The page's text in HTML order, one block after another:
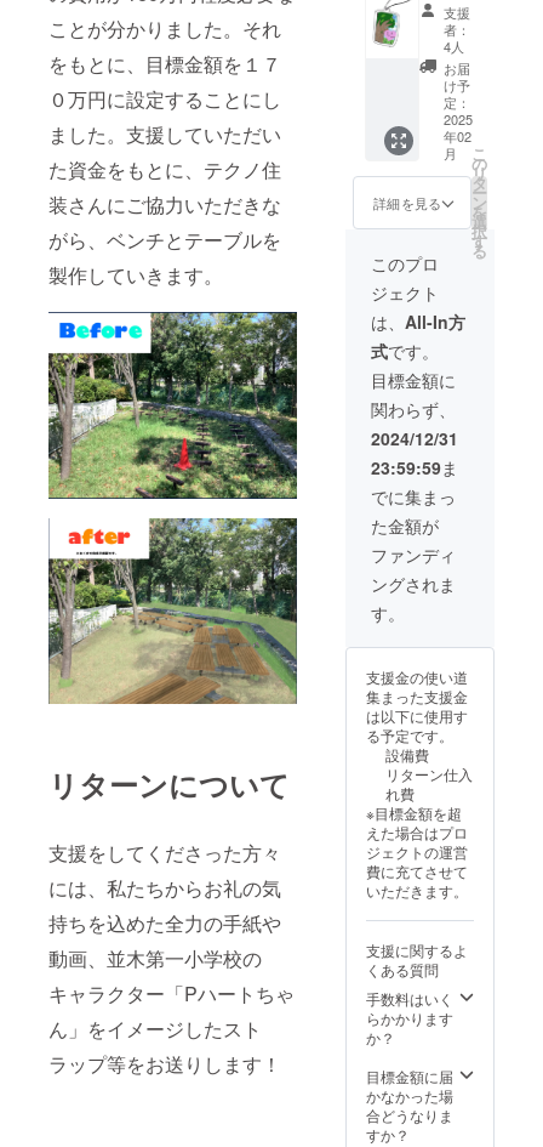
ことが分かりました。それ
をもとに、目標金額を１７
０万円に設定することにし
ました。支援していただい
た資金をもとに、テクノ住
装さんにご協力いただきな
がら、ベンチとテーブルを
製作していきます。
リターンについて
支援をしてくださった方々
には、私たちからお礼の気
持ちを込めた全力の手紙や
動画、並木第一小学校の
キャラクター「Pハートちゃ
ん」をイメージしたスト
ラップ等をお送りします！
です。
QRコー
ドを載
せた手
紙も同
封しま
すの
で、読
み取っ
てご覧
くださ
会に招
待（並
木のま
ち在住
の方限
定）
日時：
令和７
年２月
２８日
（金）
午前
１０時
４５
分〜午
前１１
所：横
浜市立
並木第
一小学
校 校
庭
横浜
市金沢
区並木
１−７−1
TEL０
４５−７
７４−０
５２１
者様と
の連絡
方法：
詳細は
いたし
ます。
力の手
紙と動
画と並
木第一
小学校
のキャ
ラク
ター「P
ハート
ちゃ
ん」を
イメー
ジした
スト
ラップ
４個 ※
動画は
２〜３
分程度
です。
QRコー
ドを載
せた手
紙も同
封しま
すの
で、読
み取っ
てご覧
くださ
会に招
木のま
ちに在
住の方
限定）
日
時：令
２月２
８日
（金）
午前
４５
分〜午
前１１
時３０
分 場
浜市立
並木第
一小学
校 校
支援
者：
4人
お届
け予
定：
2025
年02
月
詳細を見る
こ
の
リ
タ
ー
ン
を
選
択
す
る
このプロ
ジェクト
は、 All-In方
式です。
目標金額に
関わらず、
2024/12/31
23:59:59ま
でに集まっ
た金額が
ファンディ
ングされま
す。
支援金の使い道
集まった支援金
は以下に使用す
る予定です。
設備費
リターン仕入
れ費
※目標金額を超
えた場合はプロ
ジェクトの運営
費に充てさせて
いただきます。
支援に関するよ
くある質問
手数料はいく
らかかります
か？
目標金額に届
かなかった場
合どうなりま
すか？